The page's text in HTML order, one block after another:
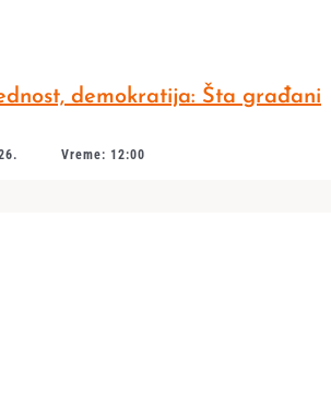
demokratija: Šta građani
Vreme: 12:00